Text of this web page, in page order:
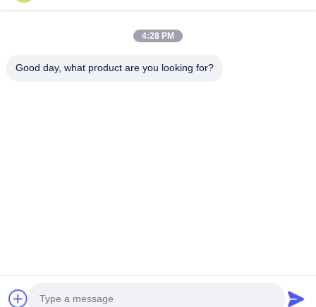
Tentang Kita
Wisata Pabrik
Kontrol Kualitas
4:28 PM
Good day, what product are you looking for?